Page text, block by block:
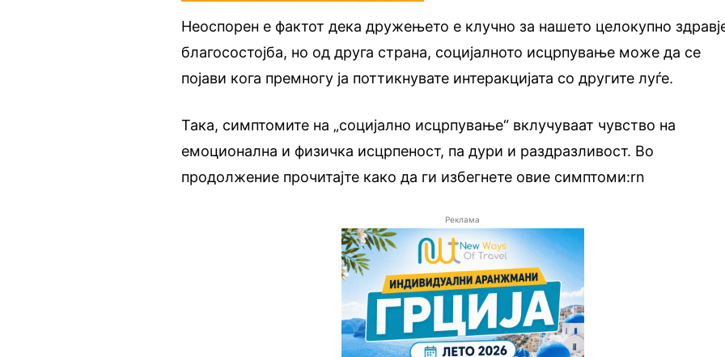
Неоспорен е фактот дека дружењето е клучно за нашето целокупно
благосостојба, но од друга страна, социјалното исцрпување може да се
појави кога премногу ја поттикнувате интеракцијата со другите луѓе.
Така, симптомите на „социјално исцрпување“ вклучуваат чувство на
емоционална и физичка исцрпеност, па дури и раздразливост. Во
продолжение прочитајте како да ги избегнете овие симптоми:rn
Реклама